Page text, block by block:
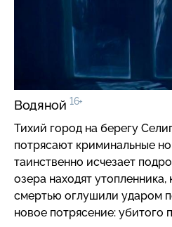
Водяной 16+
Тихий город на берегу
потрясают криминальные
таинственно исчезает
озера находят утопленника,
смертью оглушили ударом
новое потрясение: убитого